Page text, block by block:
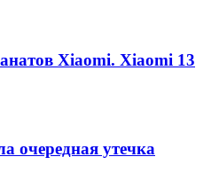
Xiaomi. Xiaomi 13
очередная утечка